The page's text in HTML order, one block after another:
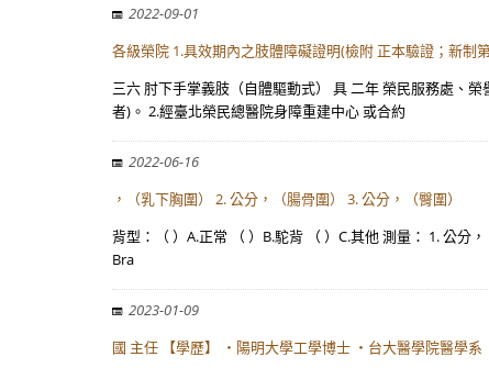
2022-09-01
各級榮院 1.具效期內之肢體障礙證明(檢附 正本驗證；新制
三六 肘下手掌義肢（自體驅動式） 具 二年 榮民服務處、
者)。 2.經臺北榮民總醫院身障重建中心 或合約
2022-06-16
，（乳下胸圍） 2. 公分，（腸骨圍） 3. 公分，（臀圍）
背型：（ ）A.正常 （ ）B.駝背 （ ）C.其他 測量： 1. 公
Bra
2023-01-09
國 主任 【學歷】 ・陽明大學工學博士 ・台大醫學院醫學系